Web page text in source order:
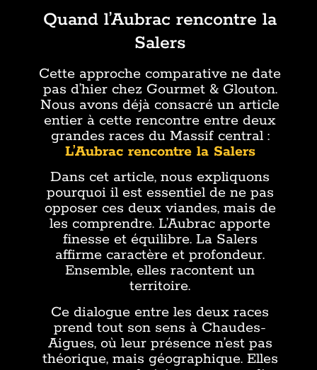
Quand l’Aubrac rencontre la
Salers
Cette approche comparative ne date
pas d’hier chez Gourmet & Glouton.
Nous avons déjà consacré un article
entier à cette rencontre entre deux
grandes races du Massif central :
L’Aubrac rencontre la Salers
Dans cet article, nous expliquons
pourquoi il est essentiel de ne pas
opposer ces deux viandes, mais de
les comprendre. L’Aubrac apporte
finesse et équilibre. La Salers
affirme caractère et profondeur.
Ensemble, elles racontent un
territoire.
Ce dialogue entre les deux races
prend tout son sens à Chaudes-
Aigues, où leur présence n’est pas
théorique, mais géographique. Elles